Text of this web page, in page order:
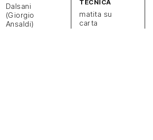
Dalsani
(Giorgio
Ansaldi)
TECNICA
matita su
carta